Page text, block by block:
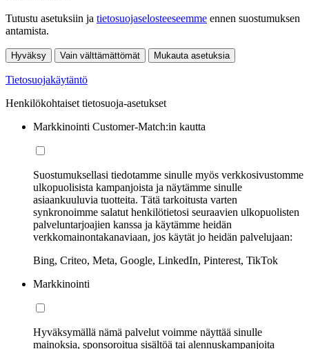
Tutustu asetuksiin ja tietosuojaselosteeseemme ennen suostumuksen
antamista.
Hyväksy Vain välttämättömät Mukauta asetuksia
Tietosuojakäytäntö
Henkilökohtaiset tietosuoja-asetukset
Markkinointi Customer-Match:in kautta
Suostumuksellasi tiedotamme sinulle myös verkkosivustomme
ulkopuolisista kampanjoista ja näytämme sinulle
asiaankuuluvia tuotteita. Tätä tarkoitusta varten
synkronoimme salatut henkilötietosi seuraavien ulkopuolisten
palveluntarjoajien kanssa ja käytämme heidän
verkkomainontakanaviaan, jos käytät jo heidän palvelujaan:
Bing, Criteo, Meta, Google, LinkedIn, Pinterest, TikTok
Markkinointi
Hyväksymällä nämä palvelut voimme näyttää sinulle
mainoksia, sponsoroitua sisältöä tai alennuskampanjoita